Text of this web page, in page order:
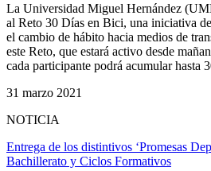
La Universidad Miguel Hernández
al Reto 30 Días en Bici, una iniciativa
el cambio de hábito hacia medios de
este Reto, que estará activo desde
cada participante podrá acumular hasta
31 marzo 2021
NOTICIA
Entrega de los distintivos ‘Promesas
Bachillerato y Ciclos Formativos